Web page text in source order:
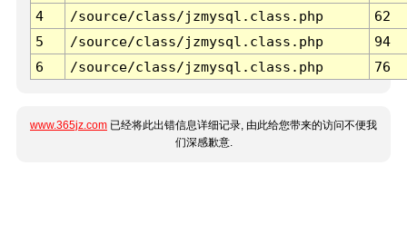
4
/source/class/jzmysql.class.php
62
5
/source/class/jzmysql.class.php
94
6
/source/class/jzmysql.class.php 76
www.365jz.com 已经将此出错信息详细记录, 由此给您带来的访问不便我
们深感歉意.